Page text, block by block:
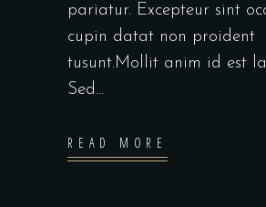
pariatur. Excepteur sint
cupin datat non proident
tusunt.Mollit anim id est
Sed...
READ MORE